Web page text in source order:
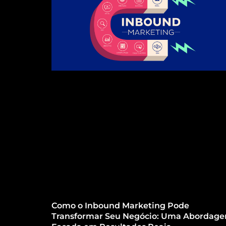
Como o Inbound Marketing Pode
Transformar Seu Negócio: Uma